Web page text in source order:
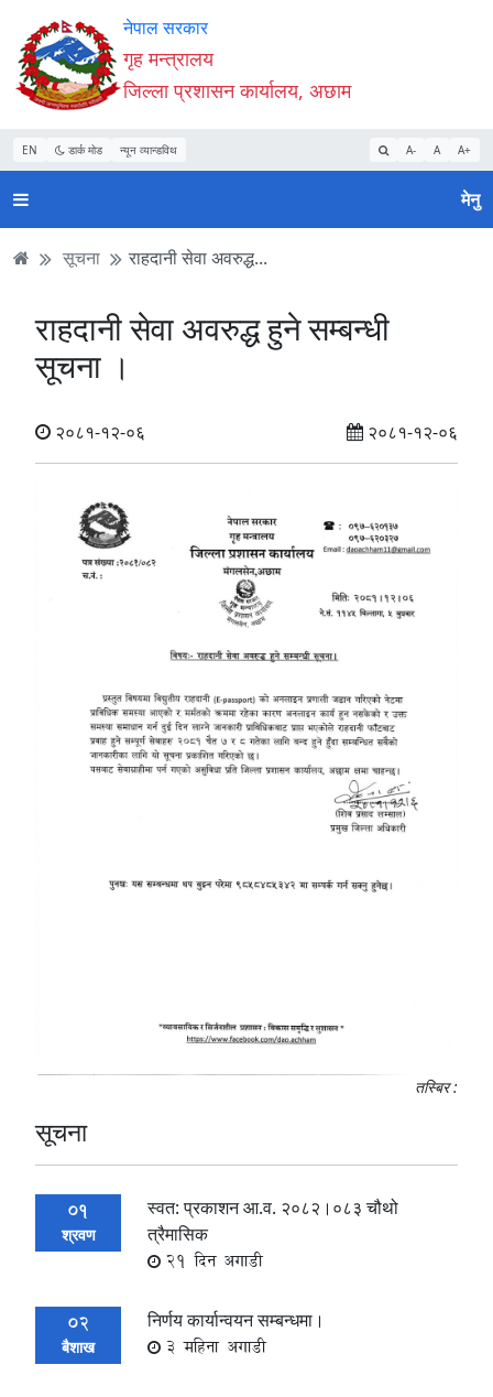
Accessibility
Mode
सुरु
गर्नुहोस्
सामाग्री
पढ्नुहाेस्
नेभिगेसन
पढ्नुहाेस्
वेबसाइट
खोजमा
जानुहोस्
नेपाल सरकार
गृह मन्त्रालय
जिल्ला प्रशासन कार्यालय, अछाम
EN डार्क मोड न्यून व्यान्डविथ A- A A+
मेनु
सूचना राहदानी सेवा अवरुद्ध...
राहदानी सेवा अवरुद्ध हुने सम्बन्धी
सूचना ।
२०८१-१२-०६ २०८१-१२-०६
तस्बिर :
सूचना
01
श्रवण
स्वत: प्रकाशन आ.व. २०८२।०८३ चौथो
त्रैमासिक
21 दिन अगाडी
02
बैशाख
निर्णय कार्यान्वयन सम्बन्धमा।
3 महिना अगाडी